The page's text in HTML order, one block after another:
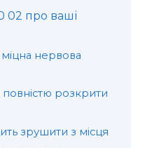
02 про ваші
нервова
розкрити
зрушити з місця